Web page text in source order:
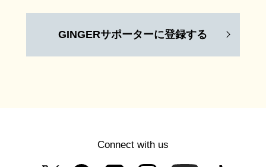
GINGERサポーターに登録する
Connect with us